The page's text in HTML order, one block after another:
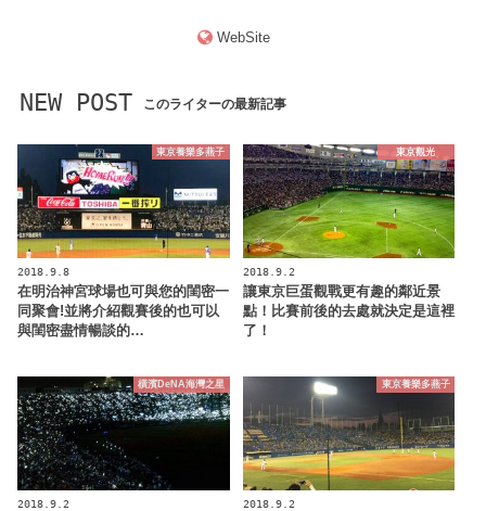
WebSite
NEW POST このライターの最新記事
東京養樂多燕子
2018.9.8
在明治神宮球場也可與您的閨密一
同聚會!並將介紹觀賽後的也可以
與閨密盡情暢談的…
東京觀光
2018.9.2
讓東京巨蛋觀戰更有趣的鄰近景
點！比賽前後的去處就決定是這裡
了！
橫濱DeNA海灣之星
2018.9.2
東京養樂多燕子
2018.9.2